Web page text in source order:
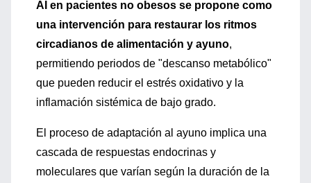
AI en pacientes no obesos se propone como
una intervención para restaurar los ritmos
circadianos de alimentación y ayuno,
permitiendo periodos de "descanso metabólico"
que pueden reducir el estrés oxidativo y la
inflamación sistémica de bajo grado.
El proceso de adaptación al ayuno implica una
cascada de respuestas endocrinas y
moleculares que varían según la duración de la